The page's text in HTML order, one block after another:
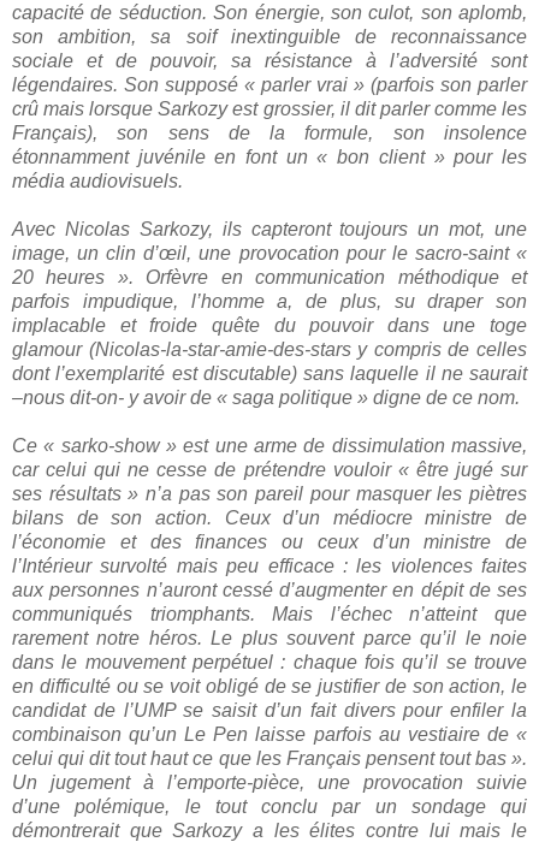
capacité de séduction. Son énergie, son culot, son aplomb,
son ambition, sa soif inextinguible de reconnaissance
sociale et de pouvoir, sa résistance à l’adversité sont
légendaires. Son supposé « parler vrai » (parfois son parler
crû mais lorsque Sarkozy est grossier, il dit parler comme les
Français), son sens de la formule, son insolence
étonnamment juvénile en font un « bon client » pour les
média audiovisuels.
Avec Nicolas Sarkozy, ils capteront toujours un mot, une
image, un clin d’œil, une provocation pour le sacro-saint «
20 heures ». Orfèvre en communication méthodique et
parfois impudique, l’homme a, de plus, su draper son
implacable et froide quête du pouvoir dans une toge
glamour (Nicolas-la-star-amie-des-stars y compris de celles
dont l’exemplarité est discutable) sans laquelle il ne saurait
–nous dit-on- y avoir de « saga politique » digne de ce nom.
Ce « sarko-show » est une arme de dissimulation massive,
car celui qui ne cesse de prétendre vouloir « être jugé sur
ses résultats » n’a pas son pareil pour masquer les piètres
bilans de son action. Ceux d’un médiocre ministre de
l’économie et des finances ou ceux d’un ministre de
l’Intérieur survolté mais peu efficace : les violences faites
aux personnes n’auront cessé d’augmenter en dépit de ses
communiqués triomphants. Mais l’échec n’atteint que
rarement notre héros. Le plus souvent parce qu’il le noie
dans le mouvement perpétuel : chaque fois qu’il se trouve
en difficulté ou se voit obligé de se justifier de son action, le
candidat de l’UMP se saisit d’un fait divers pour enfiler la
combinaison qu’un Le Pen laisse parfois au vestiaire de «
celui qui dit tout haut ce que les Français pensent tout bas ».
Un jugement à l’emporte-pièce, une provocation suivie
d’une polémique, le tout conclu par un sondage qui
démontrerait que Sarkozy a les élites contre lui mais le